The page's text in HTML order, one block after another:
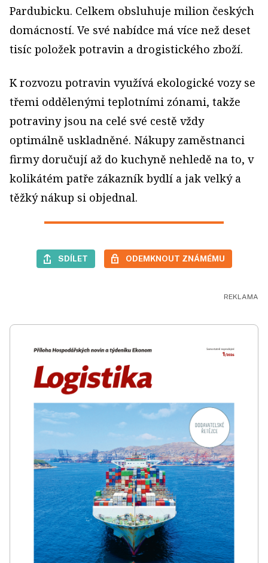
Pardubicku. Celkem obsluhuje milion českých
domácností. Ve své nabídce má více než deset
tisíc položek potravin a drogistického zboží.
K rozvozu potravin využívá ekologické vozy se
třemi oddělenými teplotními zónami, takže
potraviny jsou na celé své cestě vždy
optimálně uskladněné. Nákupy zaměstnanci
firmy doručují až do kuchyně nehledě na to, v
kolikátém patře zákazník bydlí a jak velký a
těžký nákup si objednal.
SDÍLET ODEMKNOUT ZNÁMÉMU